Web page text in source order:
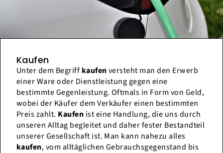
Kaufen
Unter dem Begriff kaufenversteht man den Erwerb
einer Ware oder Dienstleistung gegen eine
bestimmte Gegenleistung. Oftmals in Form von Geld,
wobei der Käufer dem Verkäufer einen bestimmten
Preis zahlt. Kaufen ist eine Handlung, die uns durch
unseren Alltag begleitet und daher fester Bestandteil
unserer Gesellschaft ist. Man kann nahezu alles
kaufen, vom alltäglichen Gebrauchsgegenstand bis